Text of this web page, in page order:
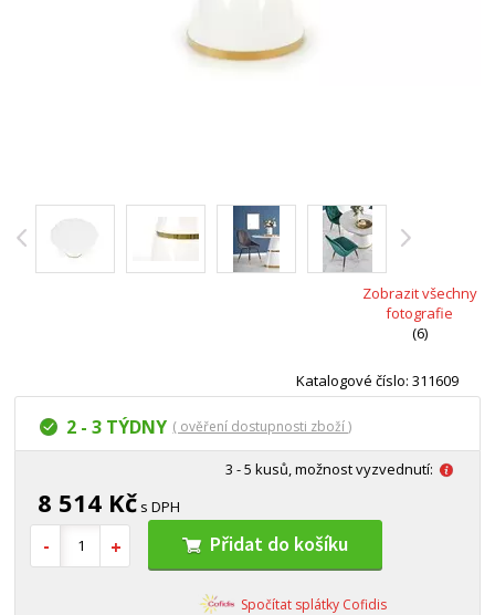
Zobrazit všechny
fotografie
(6)
Katalogové číslo: 311609
2 - 3 TÝDNY ( ověření dostupnosti zboží )
3 - 5 kusů, možnost vyzvednutí:
8 514 Kč s DPH
Přidat do košíku
Spočítat splátky Cofidis